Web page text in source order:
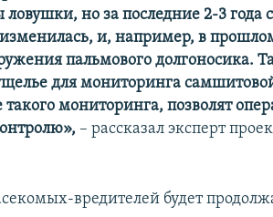
ловушки, но за последние 2-3 года
и, например, в
пальмового долгоносика.
для мониторинга
такого мониторинга, позволят
– рассказал эксперт
вредителей будет